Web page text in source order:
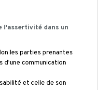
l'assertivité dans un
les parties prenantes
d'une communication
et celle de son